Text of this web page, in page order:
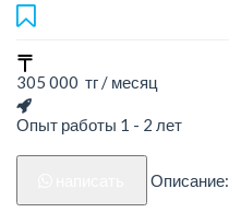
305 000 тг / месяц
Опыт работы 1 - 2 лет
Описание: